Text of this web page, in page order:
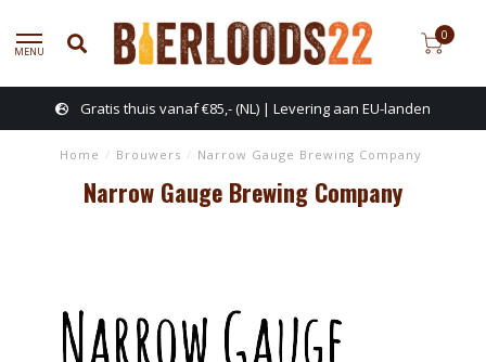
MENU
0
Gratis thuis vanaf €85,- (NL) | Levering aan EU-landen
Home / Brouwers / Narrow Gauge Brewing Company
Narrow Gauge Brewing Company